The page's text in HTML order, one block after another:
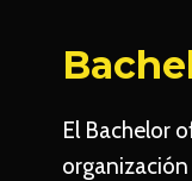
El Bachelor